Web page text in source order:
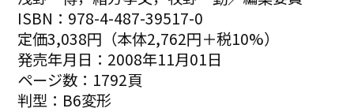
ISBN：978-4-487-39517-0
定価3,038円（本体2,762円＋税10%）
発売年月日：2008年11月01日
ページ数：1792頁
判型：B6変形